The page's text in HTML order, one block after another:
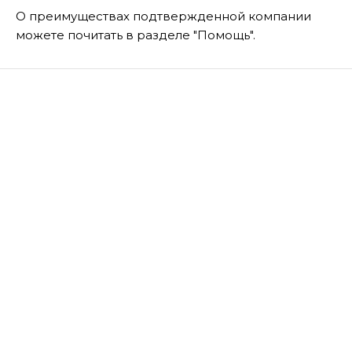
О преимуществах подтвержденной компании
можете почитать в разделе "Помощь".